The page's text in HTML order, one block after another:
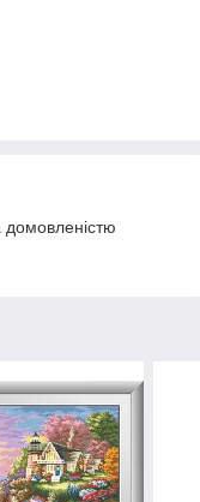
домовленістю